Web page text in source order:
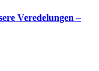
Veredelungen –